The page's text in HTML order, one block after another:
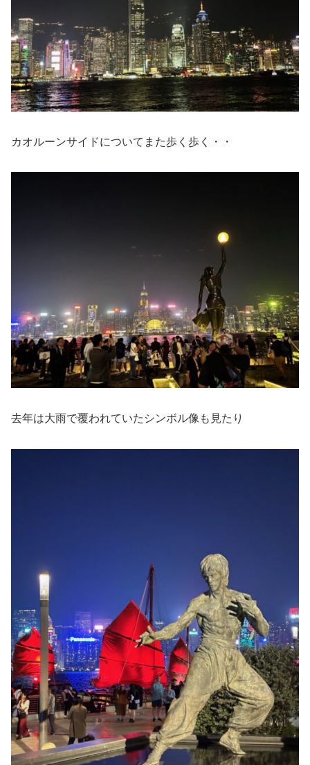
カオルーンサイドについてまた歩く歩く・・
去年は大雨で覆われていたシンボル像も見たり